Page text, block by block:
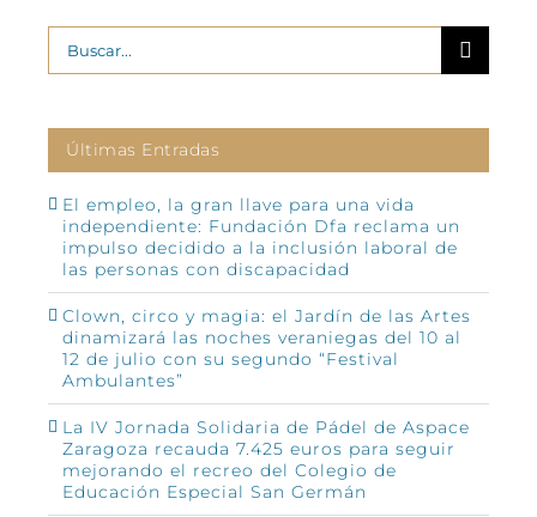
Buscar:
Últimas Entradas
El empleo, la gran llave para una vida
independiente: Fundación Dfa reclama un
impulso decidido a la inclusión laboral de
las personas con discapacidad
Clown, circo y magia: el Jardín de las Artes
dinamizará las noches veraniegas del 10 al
12 de julio con su segundo “Festival
Ambulantes”
La IV Jornada Solidaria de Pádel de Aspace
Zaragoza recauda 7.425 euros para seguir
mejorando el recreo del Colegio de
Educación Especial San Germán